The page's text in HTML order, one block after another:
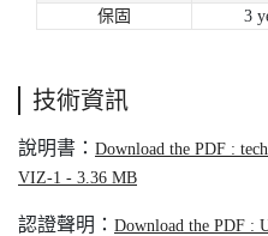
保固
3
技術資訊
說明書： Download the PDF :
VIZ-1 - 3.36 MB
認證聲明： Download the PDF :